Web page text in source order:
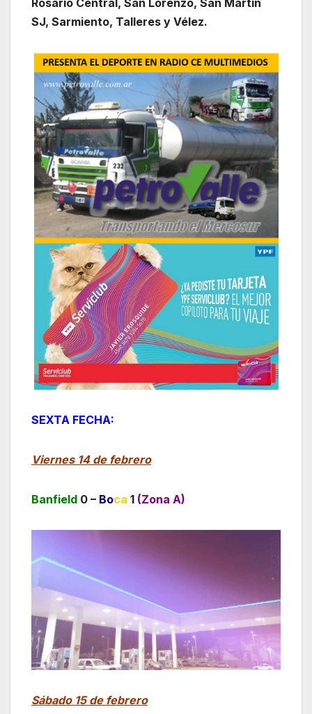
Rosario Central, San Lorenzo, San Martín
SJ, Sarmiento, Talleres y Vélez.
SEXTA FECHA:
Viernes 14 de febrero
Banfield 0 – Boca 1 (Zona A)
Sábado 15 de febrero